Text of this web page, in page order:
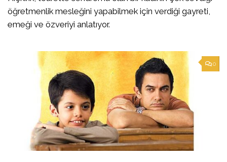
öğretmenlik mesleğini yapabilmek için verdiği gayreti,
emeği ve özveriyi anlatıyor.
0